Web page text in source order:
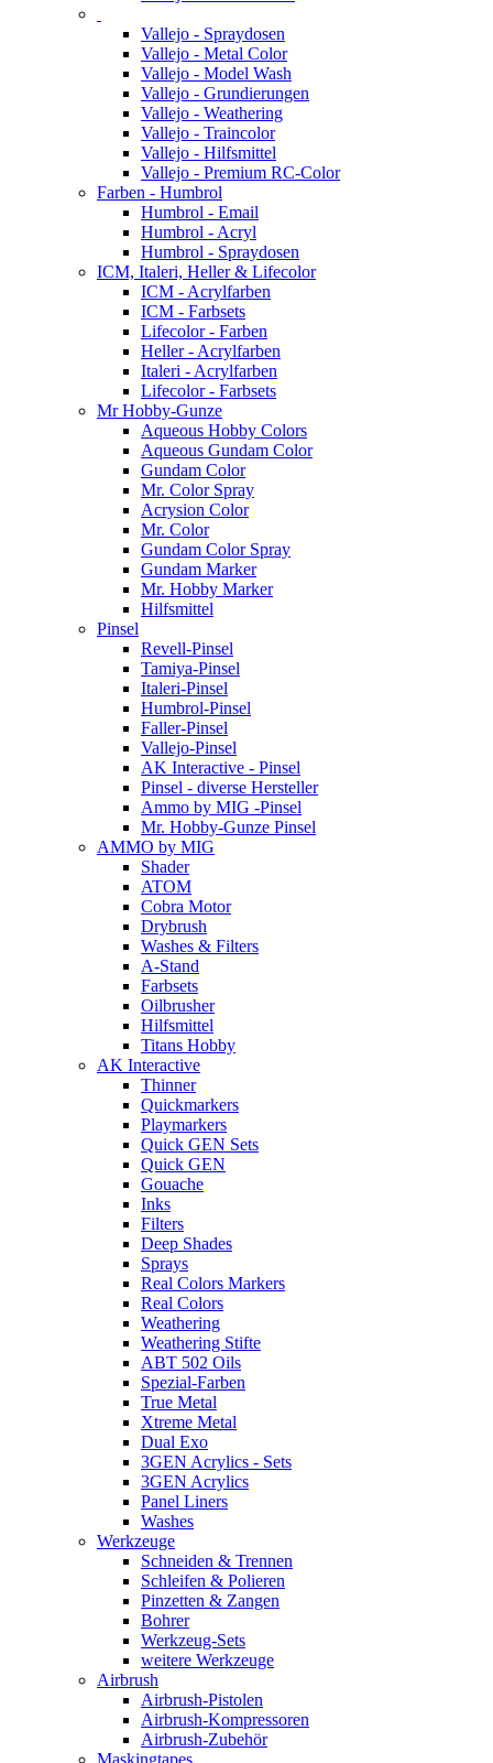
Vallejo - Spraydosen
Vallejo - Metal Color
Vallejo - Model Wash
Vallejo - Grundierungen
Vallejo - Weathering
Vallejo - Traincolor
Vallejo - Hilfsmittel
Vallejo - Premium RC-Color
Farben - Humbrol
Humbrol - Email
Humbrol - Acryl
Humbrol - Spraydosen
ICM, Italeri, Heller & Lifecolor
ICM - Acrylfarben
ICM - Farbsets
Lifecolor - Farben
Heller - Acrylfarben
Italeri - Acrylfarben
Lifecolor - Farbsets
Mr Hobby-Gunze
Aqueous Hobby Colors
Aqueous Gundam Color
Gundam Color
Mr. Color Spray
Acrysion Color
Mr. Color
Gundam Color Spray
Gundam Marker
Mr. Hobby Marker
Hilfsmittel
Pinsel
Revell-Pinsel
Tamiya-Pinsel
Italeri-Pinsel
Humbrol-Pinsel
Faller-Pinsel
Vallejo-Pinsel
AK Interactive - Pinsel
Pinsel - diverse Hersteller
Ammo by MIG -Pinsel
Mr. Hobby-Gunze Pinsel
AMMO by MIG
Shader
ATOM
Cobra Motor
Drybrush
Washes & Filters
A-Stand
Farbsets
Oilbrusher
Hilfsmittel
Titans Hobby
AK Interactive
Thinner
Quickmarkers
Playmarkers
Quick GEN Sets
Quick GEN
Gouache
Inks
Filters
Deep Shades
Sprays
Real Colors Markers
Real Colors
Weathering
Weathering Stifte
ABT 502 Oils
Spezial-Farben
True Metal
Xtreme Metal
Dual Exo
3GEN Acrylics - Sets
3GEN Acrylics
Panel Liners
Washes
Werkzeuge
Schneiden & Trennen
Schleifen & Polieren
Pinzetten & Zangen
Bohrer
Werkzeug-Sets
weitere Werkzeuge
Airbrush
Airbrush-Pistolen
Airbrush-Kompressoren
Airbrush-Zubehör
Maskingtapes